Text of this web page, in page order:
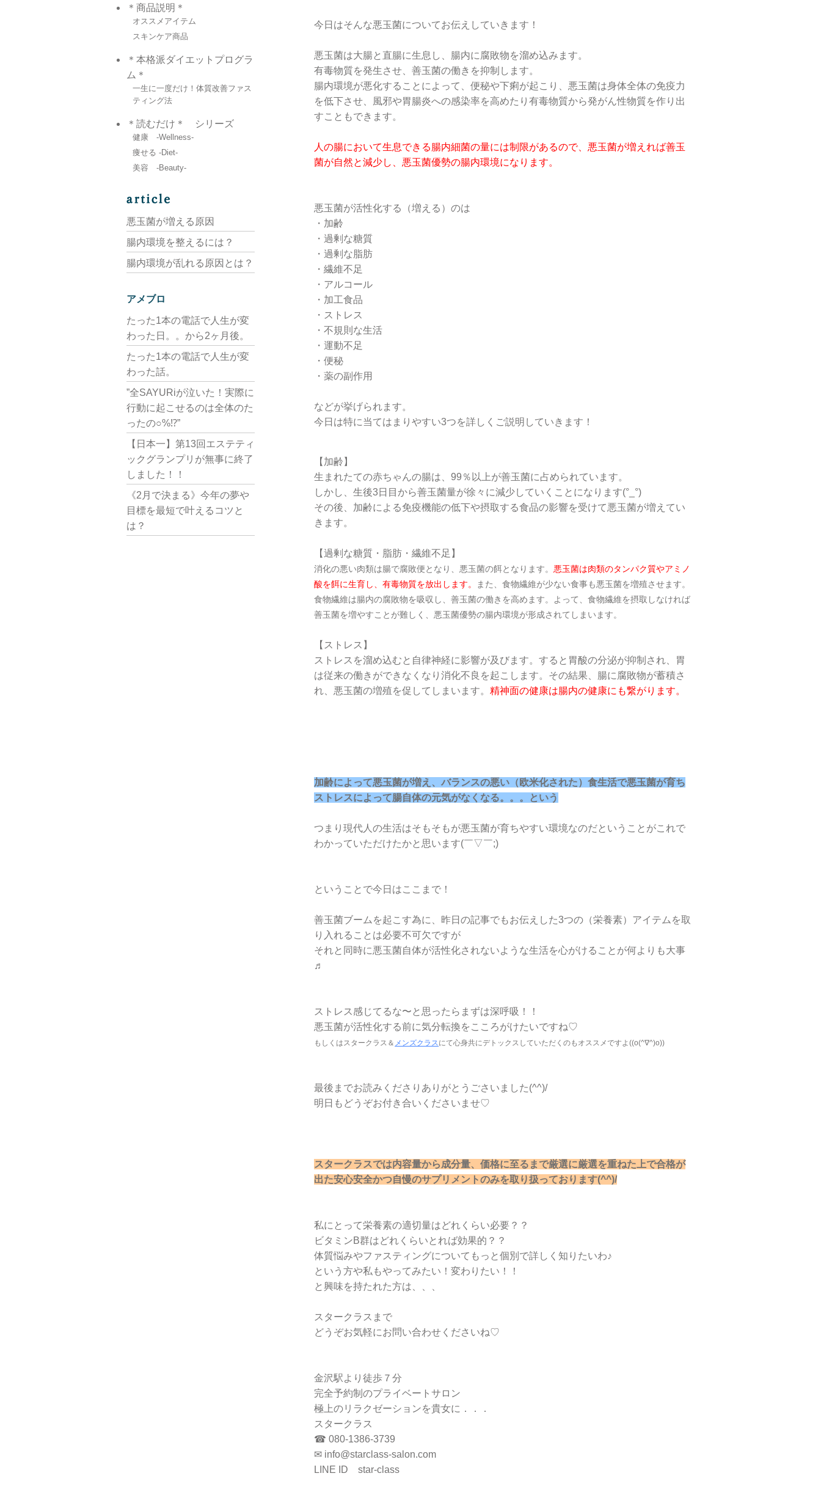
今日はそんな悪玉菌についてお伝えしていきます！
悪玉菌は大腸と直腸に生息し、腸内に腐敗物を溜め込みます。
有毒物質を発生させ、善玉菌の働きを抑制します。
腸内環境が悪化することによって、便秘や下痢が起こり、悪玉菌は身体全体の免疫力
を低下させ、風邪や胃腸炎への感染率を高めたり有毒物質から発がん性物質を作り出
すこともできます。
人の腸において生息できる腸内細菌の量には制限があるので、悪玉菌が増えれば善玉
菌が自然と減少し、悪玉菌優勢の腸内環境になります。
悪玉菌が活性化する（増える）のは
・加齢
・過剰な糖質
・過剰な脂肪
・繊維不足
・アルコール
・加工食品
・ストレス
・不規則な生活
・運動不足
・便秘
・薬の副作用
などが挙げられます。
今日は特に当てはまりやすい3つを詳しくご説明していきます！
【加齢】
生まれたての赤ちゃんの腸は、99％以上が善玉菌に占められています。
しかし、生後3日目から善玉菌量が徐々に減少していくことになります(°_°)
その後、加齢による免疫機能の低下や摂取する食品の影響を受けて悪玉菌が増えてい
きます。
【過剰な糖質・脂肪・繊維不足】
消化の悪い肉類は腸で腐敗便となり、悪玉菌の餌となります。 悪玉菌は肉類のタンパク質やアミノ
酸を餌に生育し、有毒物質を放出します。
また、食物繊維が少ない食事も悪玉菌を増殖させます。
食物繊維は腸内の腐敗物を吸収し、善玉菌の働きを高めます。よって、食物繊維を摂取しなければ
善玉菌を増やすことが難しく、悪玉菌優勢の腸内環境が形成されてしまいます。
【ストレス】
ストレスを溜め込むと自律神経に影響が及びます。すると胃酸の分泌が抑制され、胃
は従来の働きができなくなり消化不良を起こします。その結果、腸に腐敗物が蓄積さ
れ、悪玉菌の増殖を促してしまいます。精神面の健康は腸内の健康にも繋がります。
加齢によって悪玉菌が増え、バランスの悪い（欧米化された）食生活で悪玉菌が育ち
ストレスによって腸自体の元気がなくなる。。。という
つまり現代人の生活はそもそもが悪玉菌が育ちやすい環境なのだということがこれで
わかっていただけたかと思います(￣▽￣;)
ということで今日はここまで！
善玉菌ブームを起こす為に、昨日の記事でもお伝えした3つの（栄養素）アイテムを取
り入れることは必要不可欠ですが
それと同時に悪玉菌自体が活性化されないような生活を心がけることが何よりも大事
♬
ストレス感じてるな〜と思ったらまずは深呼吸！！
悪玉菌が活性化する前に気分転換をこころがけたいですね♡
もしくはスタークラス＆ メンズクラスにて心身共にデトックスしていただくのもオススメですよ((o(^∇^)o))
最後までお読みくださりありがとうごさいました(^^)/
明日もどうぞお付き合いくださいませ♡
スタークラスでは内容量から成分量、価格に至るまで厳選に厳選を重ねた上で合格が
出た安心安全かつ自慢のサプリメントのみを取り扱っております(^^)/
私にとって栄養素の適切量はどれくらい必要？？
ビタミンB群はどれくらいとれば効果的？？
体質悩みやファスティングについてもっと個別で詳しく知りたいわ♪
という方や私もやってみたい！変わりたい！！
と興味を持たれた方は、、、
スタークラスまで
どうぞお気軽にお問い合わせくださいね♡
金沢駅より徒歩７分
完全予約制のプライベートサロン
極上のリラクゼーションを貴女に．．．
スタークラス
☎ 080-1386-3739
✉ info@starclass-salon.com
LINE ID star-class
＊商品説明＊
オススメアイテム
スキンケア商品
＊本格派ダイエットプログラ
ム＊
一生に一度だけ！体質改善ファス
ティング法
＊読むだけ＊ シリーズ
健康 -Wellness-
痩せる -Diet-
美容 -Beauty-
悪玉菌が増える原因
腸内環境を整えるには？
腸内環境が乱れる原因とは？
アメブロ
たった1本の電話で人生が変
わった日。。から2ヶ月後。
たった1本の電話で人生が変
わった話。
”全SAYURiが泣いた！実際に
行動に起こせるのは全体のた
ったの○%⁉︎”
【日本一】第13回エステティ
ックグランプリが無事に終了
しました！！
《2月で決まる》今年の夢や
目標を最短で叶えるコツと
は？